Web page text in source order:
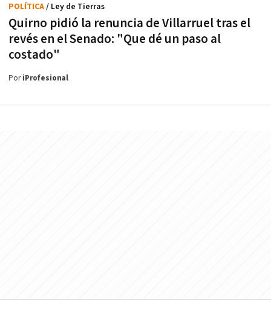
Quirno pidió la renuncia de Villarruel tras el
revés en el Senado: "Que dé un paso al
costado"
POLÍTICA/ Ley de Tierras
PoriProfesional